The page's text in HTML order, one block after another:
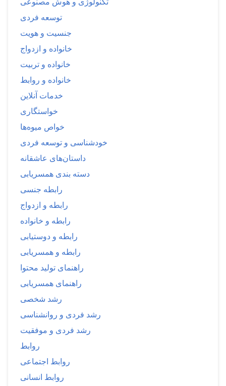
توسعه فردی
جنسیت و هویت
خانواده و ازدواج
خانواده و تربیت
خانواده و روابط
خدمات آنلاین
خواستگاری
خواص میوه‌ها
خودشناسی و توسعه فردی
داستان‌های عاشقانه
دسته بندی همسریابی
رابطه جنسی
رابطه و ازدواج
رابطه و خانواده
رابطه و دوستیابی
رابطه و همسریابی
راهنمای تولید محتوا
راهنمای همسریابی
رشد شخصی
رشد فردی و روانشناسی
رشد فردی و موفقیت
روابط
روابط اجتماعی
روابط انسانی